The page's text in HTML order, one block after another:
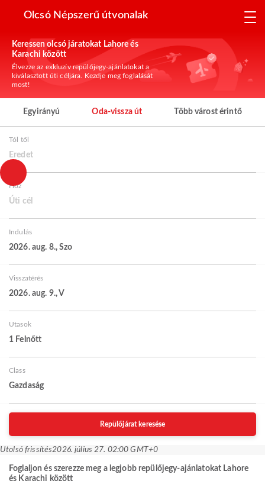
Olcsó Népszerű útvonalak
Keressen olcsó járatokat Lahore és
Karachi között
Élvezze az exkluzív repülőjegy-ajánlatokat a
kiválasztott úti céljára. Kezdje meg foglalását
most!
Egyirányú Oda-vissza út Több várost érintő
Tól től
Eredet
Hoz
Úti cél
Indulás
2026. aug. 8., Szo
Visszatérés
2026. aug. 9., V
Utasok
1 Felnőtt
Class
Gazdaság
Repülőjárat keresése
Utolsó frissítés2026. július 27. 02:00 GMT+0
Foglaljon és szerezze meg a legjobb repülőjegy-ajánlatokat Lahore
és Karachi között